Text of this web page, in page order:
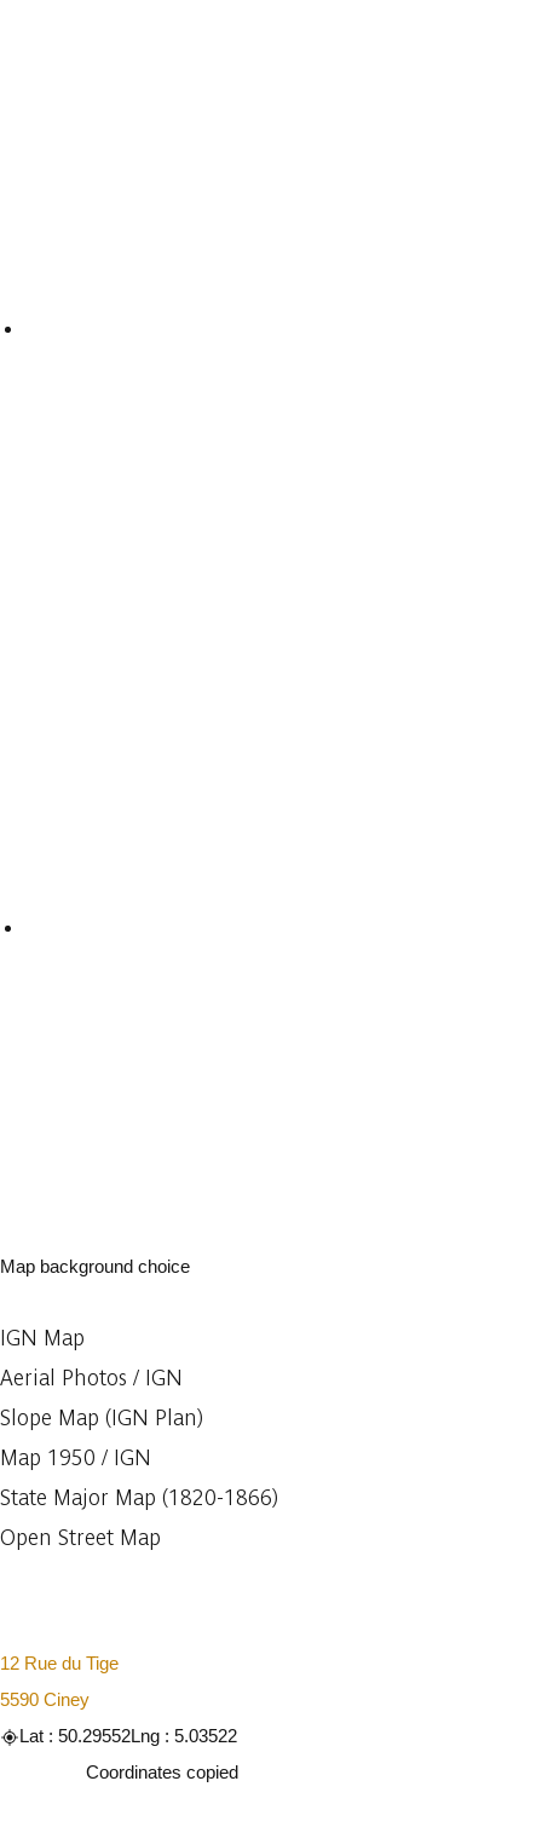
Map background choice
IGN Map
Aerial Photos / IGN
Slope Map (IGN Plan)
Map 1950 / IGN
State Major Map (1820-1866)
Open Street Map
12 Rue du Tige
5590 Ciney
Lat : 50.29552Lng : 5.03522
Coordinates copied